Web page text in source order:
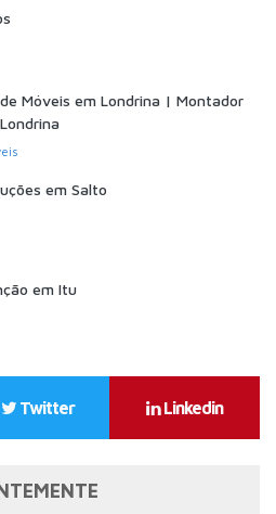
Móveis em Londrina | Montador
em Salto
em Itu
Twitter Linkedin